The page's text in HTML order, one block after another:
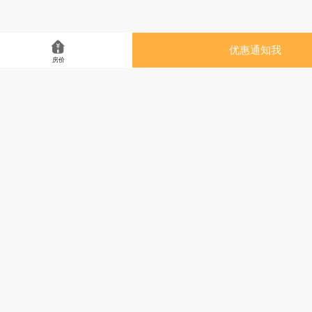
房价
优惠通知我